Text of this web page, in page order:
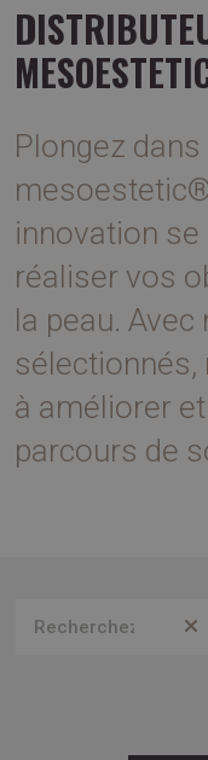
Plongez
innovation
réaliser vos
la peau.
à améliorer
parcours de